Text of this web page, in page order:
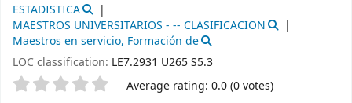
ESTADISTICA
MAESTROS UNIVERSITARIOS - -- CLASIFICACION
Maestros en servicio, Formación de
LOC classification: LE7.2931 U265 S5.3
Star ratings Average rating: 0.0 (0 votes)